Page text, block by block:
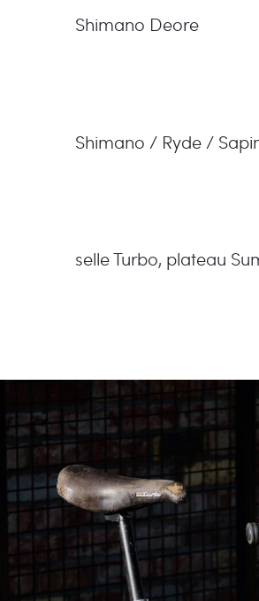
Shimano Deore
Shimano / Ryde /
selle Turbo, plateau